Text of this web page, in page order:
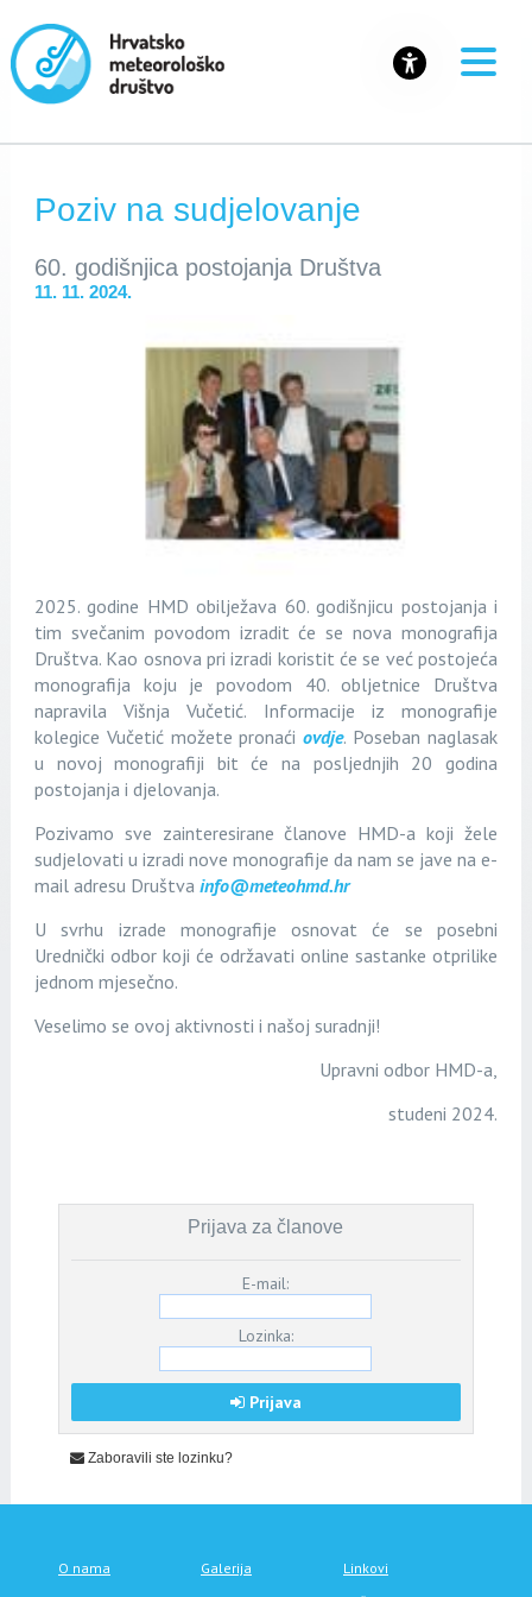
Poziv na sudjelovanje
60. godišnjica postojanja Društva
11. 11. 2024.
2025. godine HMD obilježava 60. godišnjicu postojanja i
tim svečanim povodom izradit će se nova monografija
Društva. Kao osnova pri izradi koristit će se već postojeća
monografija koju je povodom 40. obljetnice Društva
napravila Višnja Vučetić. Informacije iz monografije
kolegice Vučetić možete pronaćiovdje. Poseban naglasak
u novoj monografiji bit će na posljednjih 20 godina
postojanja i djelovanja.
Pozivamo sve zainteresirane članove HMD-a koji žele
sudjelovati u izradi nove monografije da nam se jave na e-
mail adresu Društva info@meteohmd.hr
U svrhu izrade monografije osnovat će se posebni
Urednički odbor koji će održavati online sastanke otprilike
jednom mjesečno.
Veselimo se ovoj aktivnosti i našoj suradnji!
Upravni odbor HMD-a,
studeni 2024.
Prijava za članove
E-mail:
Lozinka:
Prijava
Zaboravili ste lozinku?
O nama Galerija
Linkovi